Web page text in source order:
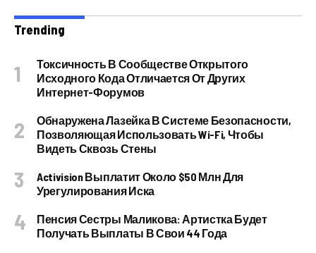
Trending
Токсичность В Сообществе Открытого
Исходного Кода Отличается От Других
Интернет-Форумов
Обнаружена Лазейка В Системе Безопасности,
Позволяющая Использовать Wi-Fi, Чтобы
Видеть Сквозь Стены
Activision Выплатит Около $50 Млн Для
Урегулирования Иска
Пенсия Сестры Маликова: Артистка Будет
Получать Выплаты В Свои 44 Года